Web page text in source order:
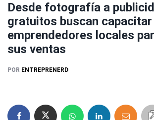
Desde fotografía a
gratuitos buscan capacitar
emprendedores locales
sus ventas
POR ENTREPRENERD